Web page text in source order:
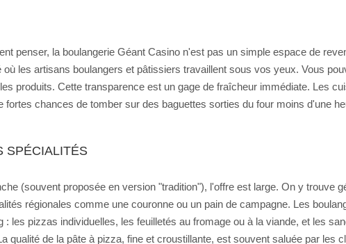
penser, la boulangerie Géant Casino n'est pas un simple espace de
les artisans boulangers et pâtissiers travaillent sous vos yeux. Vous
produits. Cette transparence est un gage de fraîcheur immédiate. Les
fortes chances de tomber sur des baguettes sorties du four moins d'une
SPÉCIALITÉS
(souvent proposée en version "tradition"), l'offre est large. On y trouve
régionales comme une couronne ou un pain de campagne. Les
les pizzas individuelles, les feuilletés au fromage ou à la viande, et les
qualité de la pâte à pizza, fine et croustillante, est souvent saluée par les